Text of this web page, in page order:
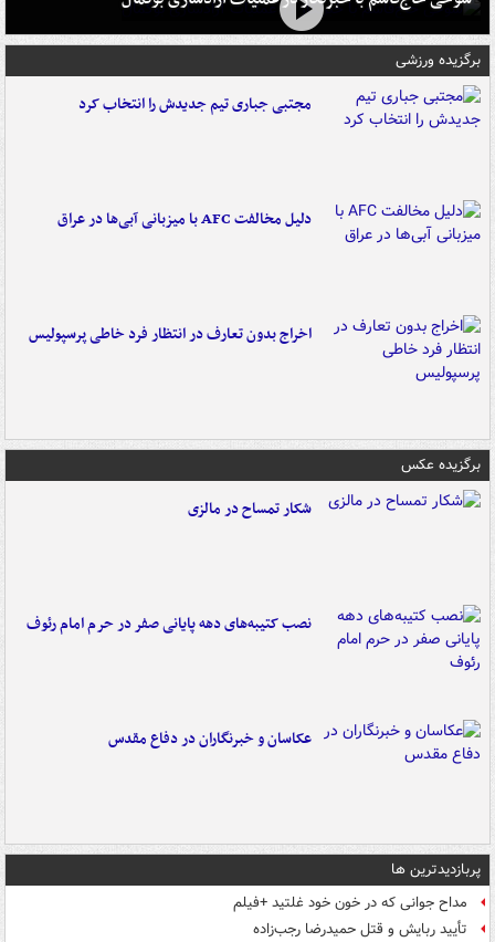
برگزیده ورزشی
مجتبی جباری تیم جدیدش را انتخاب کرد
دلیل مخالفت AFC با میزبانی آبی‌ها در عراق
اخراج بدون تعارف در انتظار فرد خاطی پرسپولیس
برگزیده عکس
شکار تمساح در مالزی
نصب کتیبه‌های دهه پایانی صفر در حرم امام رئوف
عکاسان و خبرنگاران در دفاع مقدس
پربازدیدترین ها
مداح جوانی که در خون خود غلتید +فیلم
تأیید ربایش و قتل حمیدرضا رجب‌زاده